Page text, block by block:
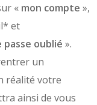
« mon compte »,
et
passe oublié ».
un
réalité votre
ainsi de vous